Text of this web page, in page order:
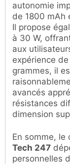
autonomie
de 1800 mAh
Il propose
à 30 W,
aux
expérience
grammes, il
avancés
résistances
dimension
En somme, le
Tech 247
personnelles